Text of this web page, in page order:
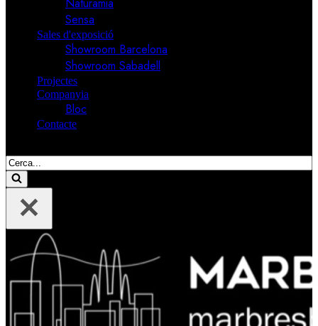
Sensa
Sales d'exposició
Showroom Barcelona
Showroom Sabadell
Projectes
Companyia
Bloc
Contacte
Cerca....